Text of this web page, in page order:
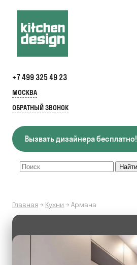
+7 499 325 49 23
МОСКВА
ОБРАТНЫЙ ЗВОНОК
Вызвать дизайнера бесплатно!
Главная→ Кухни → Армана